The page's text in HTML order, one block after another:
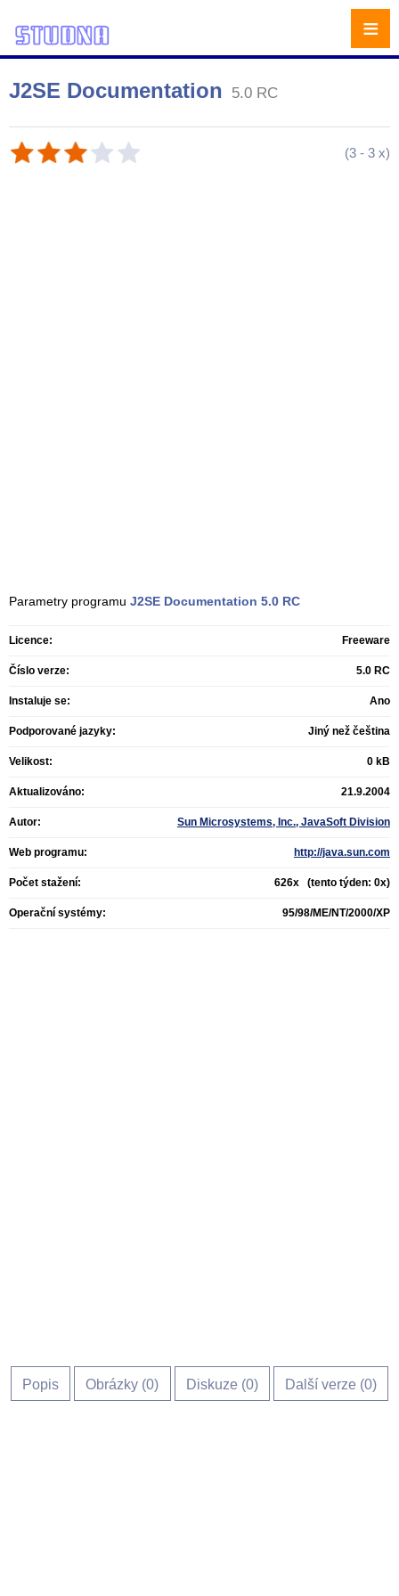
J2SE Documentation 5.0 RC
(3 - 3 x)
Parametry programu J2SE Documentation 5.0 RC
Licence: Freeware
Číslo verze: 5.0 RC
Instaluje se: Ano
Podporované jazyky: Jiný než čeština
Velikost: 0 kB
Aktualizováno: 21.9.2004
Autor: Sun Microsystems, Inc., JavaSoft Division
Web programu: http://java.sun.com
Počet stažení: 626x (tento týden: 0x)
Operační systémy: 95/98/ME/NT/2000/XP
Popis Obrázky (0) Diskuze (0) Další verze (0)
≡